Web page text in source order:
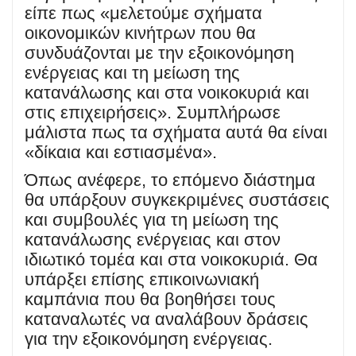
είπε πως «μελετούμε σχήματα
οικονομικών κινήτρων που θα
συνδυάζονται με την εξοικονόμηση
ενέργειας και τη μείωση της
κατανάλωσης και στα νοικοκυριά και
στις επιχειρήσεις». Συμπλήρωσε
μάλιστα πως τα σχήματα αυτά θα είναι
«δίκαια και εστιασμένα».
Όπως ανέφερε, το επόμενο διάστημα
θα υπάρξουν συγκεκριμένες συστάσεις
και συμβουλές για τη μείωση της
κατανάλωσης ενέργειας και στον
ιδιωτικό τομέα και στα νοικοκυριά. Θα
υπάρξει επίσης επικοινωνιακή
καμπάνια που θα βοηθήσει τους
καταναλωτές να αναλάβουν δράσεις
για την εξοικονόμηση ενέργειας.